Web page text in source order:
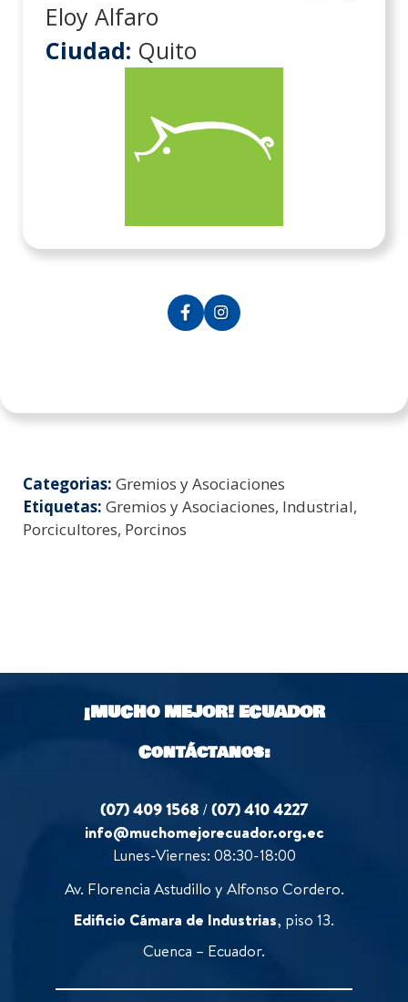
Eloy Alfaro
Ciudad: Quito
Categorias: Gremios y Asociaciones
Etiquetas: Gremios y Asociaciones, Industrial,
Porcicultores, Porcinos
¡MUCHO MEJOR!ECUADOR
Contáctanos:
(07) 409 1568 /(07) 410 4227
info@muchomejorecuador.org.ec
Lunes-Viernes: 08:30-18:00
Av. Florencia Astudillo y Alfonso Cordero.
Edificio Cámara de Industrias, piso 13.
Cuenca – Ecuador.